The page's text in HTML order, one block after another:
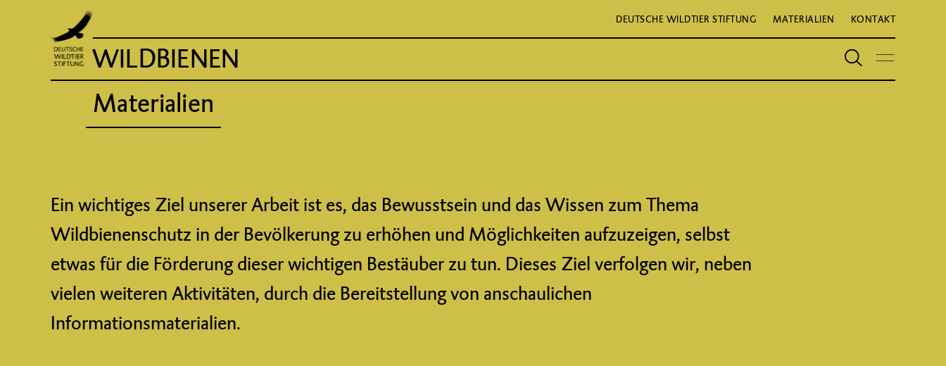
DEUTSCHE WILDTIER STIFTUNG MATERIALIEN KONTAKT
WILDBIENEN
Materialien
Ein wichtiges Ziel unserer Arbeit ist es, das Bewusstsein und das Wissen zum Thema
Wildbienenschutz in der Bevölkerung zu erhöhen und Möglichkeiten aufzuzeigen, selbst
etwas für die Förderung dieser wichtigen Bestäuber zu tun. Dieses Ziel verfolgen wir, neben
vielen weiteren Aktivitäten, durch die Bereitstellung von anschaulichen
Informationsmaterialien.